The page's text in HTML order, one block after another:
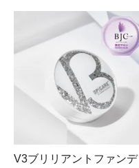
V3ブリリアントファンデ